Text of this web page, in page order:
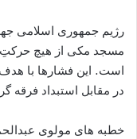
رژیم جمهوری اسلامی
مسجد مکی از هیچ حرکتِ
است. این فشارها با
در مقابل استبداد
خطبه‏ های مولوی